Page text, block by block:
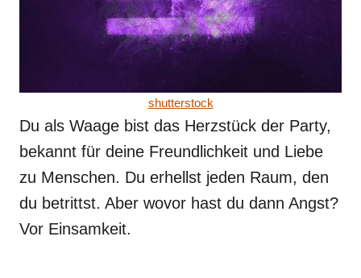
shutterstock
Du als Waage bist das Herzstück der Party,
bekannt für deine Freundlichkeit und Liebe
zu Menschen. Du erhellst jeden Raum, den
du betrittst. Aber wovor hast du dann Angst?
Vor Einsamkeit.